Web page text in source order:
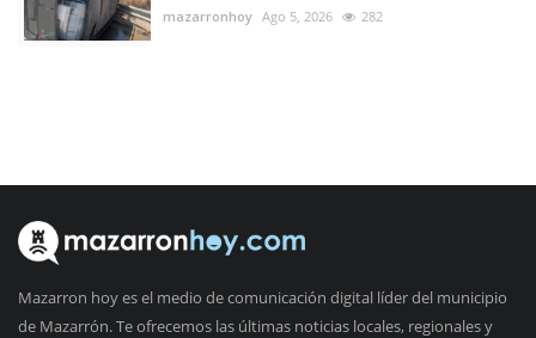
mazarronhoy Ago 5, 2026 282
Mazarron hoy es el medio de comunicación digital líder del municipio
de Mazarrón. Te ofrecemos las últimas noticias locales, regionales y